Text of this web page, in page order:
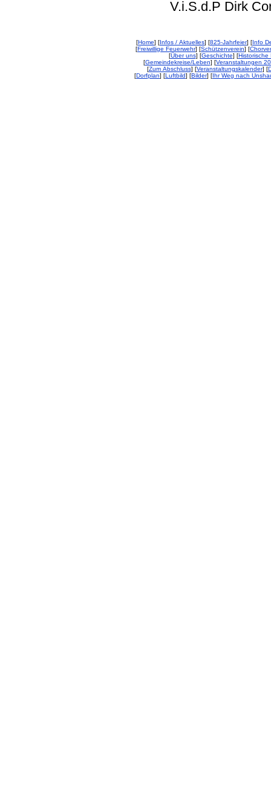
V.i.S.d.P Dirk
[Home] [Infos / Aktuelles] [825-Jahrfeier] [Info
[Freiwillige Feuerwehr] [Schützenverein] [
[Über uns] [Geschichte] [Historische
[Gemeindekreise/Leben] [Veranstaltungen
[Zum Abschluss] [Veranstaltungskalender] [
[Dorfplan] [Luftbild] [Bilder] [Ihr Weg nach